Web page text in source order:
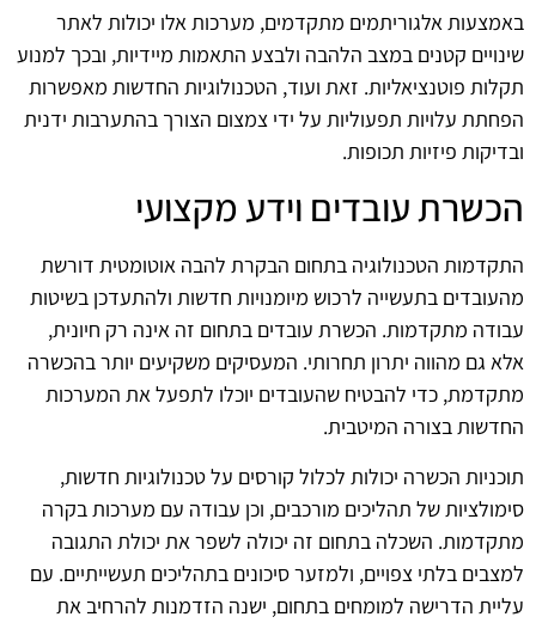
באמצעות אלגוריתמים מתקדמים, מערכות אלו יכולות לאתר
שינויים קטנים במצב הלהבה ולבצע התאמות מיידיות, ובכך למנוע
תקלות פוטנציאליות. זאת ועוד, הטכנולוגיות החדשות מאפשרות
הפחתת עלויות תפעוליות על ידי צמצום הצורך בהתערבות ידנית
ובדיקות פיזיות תכופות.
הכשרת עובדים וידע מקצועי
התקדמות הטכנולוגיה בתחום הבקרת להבה אוטומטית דורשת
מהעובדים בתעשייה לרכוש מיומנויות חדשות ולהתעדכן בשיטות
עבודה מתקדמות. הכשרת עובדים בתחום זה אינה רק חיונית,
אלא גם מהווה יתרון תחרותי. המעסיקים משקיעים יותר בהכשרה
מתקדמת, כדי להבטיח שהעובדים יוכלו לתפעל את המערכות
החדשות בצורה המיטבית.
תוכניות הכשרה יכולות לכלול קורסים על טכנולוגיות חדשות,
סימולציות של תהליכים מורכבים, וכן עבודה עם מערכות בקרה
מתקדמות. השכלה בתחום זה יכולה לשפר את יכולת התגובה
למצבים בלתי צפויים, ולמזער סיכונים בתהליכים תעשייתיים. עם
עליית הדרישה למומחים בתחום, ישנה הזדמנות להרחיב את